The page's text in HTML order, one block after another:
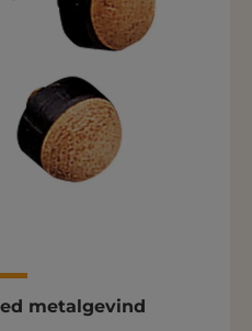
metalgevind